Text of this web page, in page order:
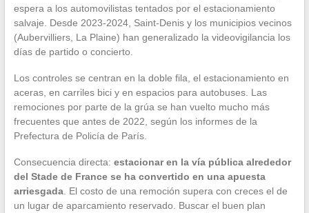
espera a los automovilistas tentados por el estacionamiento
salvaje. Desde 2023-2024, Saint-Denis y los municipios vecinos
(Aubervilliers, La Plaine) han generalizado la videovigilancia los
días de partido o concierto.
Los controles se centran en la doble fila, el estacionamiento en
aceras, en carriles bici y en espacios para autobuses. Las
remociones por parte de la grúa se han vuelto mucho más
frecuentes que antes de 2022, según los informes de la
Prefectura de Policía de París.
Consecuencia directa: estacionar en la vía pública alrededor
del Stade de France se ha convertido en una apuesta
arriesgada. El costo de una remoción supera con creces el de
un lugar de aparcamiento reservado. Buscar el buen plan